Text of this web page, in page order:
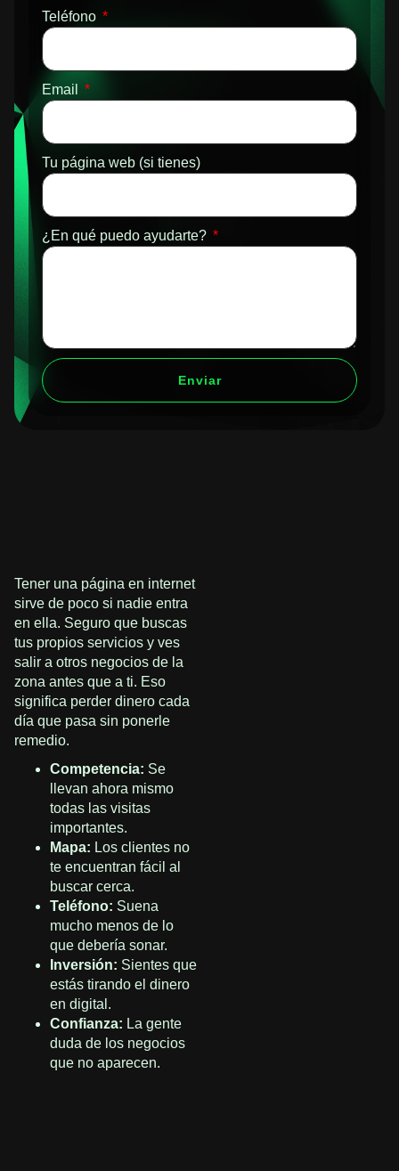
Teléfono
Email
Tu página web (si tienes)
¿En qué puedo ayudarte?
Enviar
Tener una página en internet
sirve de poco si nadie entra
en ella. Seguro que buscas
tus propios servicios y ves
salir a otros negocios de la
zona antes que a ti. Eso
significa perder dinero cada
día que pasa sin ponerle
remedio.
Competencia: Se
llevan ahora mismo
todas las visitas
importantes.
Mapa: Los clientes no
te encuentran fácil al
buscar cerca.
Teléfono: Suena
mucho menos de lo
que debería sonar.
Inversión: Sientes que
estás tirando el dinero
en digital.
Confianza: La gente
duda de los negocios
que no aparecen.